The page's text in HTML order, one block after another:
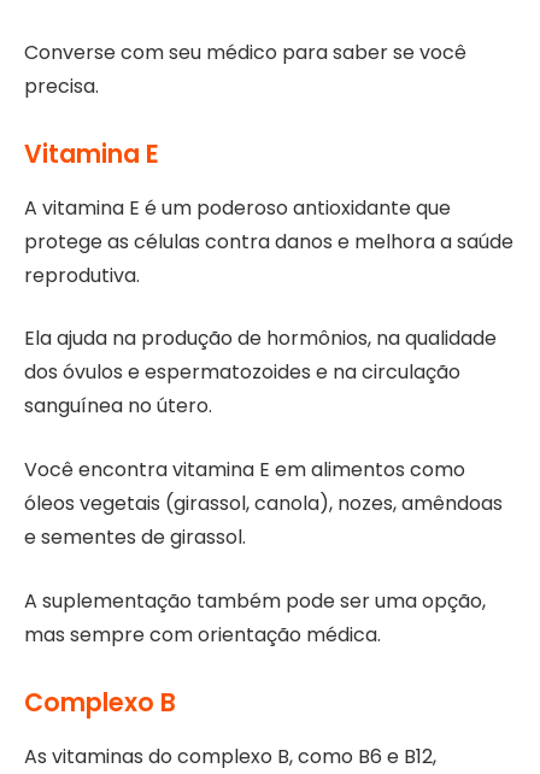
Converse com seu médico para saber se você
precisa.
Vitamina E
A vitamina E é um poderoso antioxidante que
protege as células contra danos e melhora a saúde
reprodutiva.
Ela ajuda na produção de hormônios, na qualidade
dos óvulos e espermatozoides e na circulação
sanguínea no útero.
Você encontra vitamina E em alimentos como
óleos vegetais (girassol, canola), nozes, amêndoas
e sementes de girassol.
A suplementação também pode ser uma opção,
mas sempre com orientação médica.
Complexo B
As vitaminas do complexo B, como B6 e B12,